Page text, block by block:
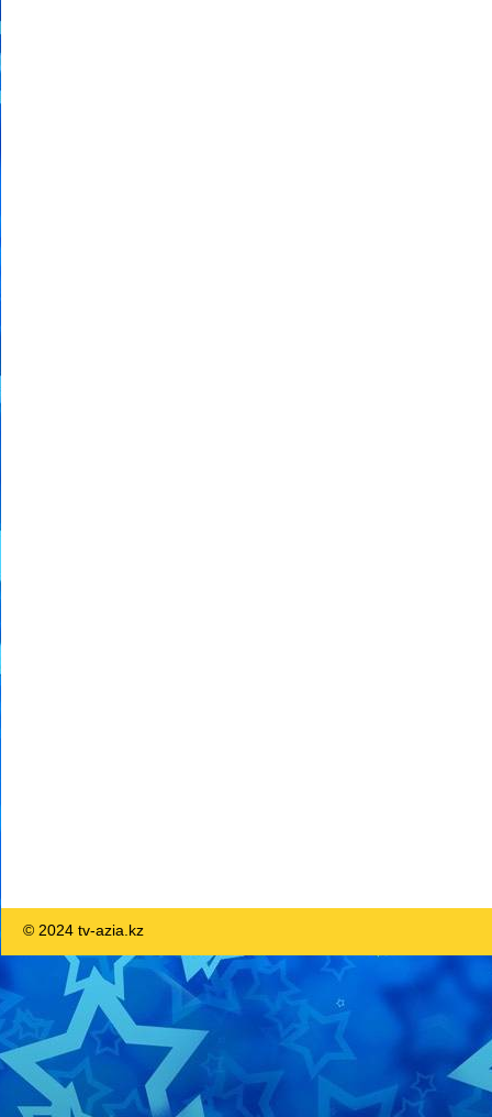
© 2024 tv-azia.kz